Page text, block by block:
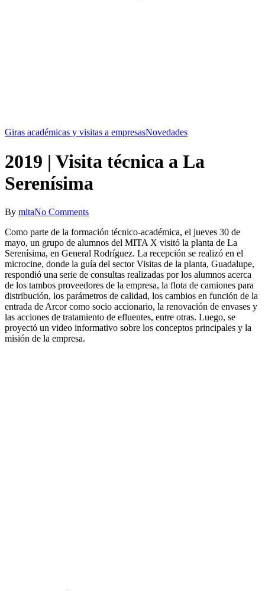
Giras académicas y visitas a empresasNovedades
2019 | Visita técnica a La
Serenísima
By mitaNo Comments
Como parte de la formación técnico-académica, el jueves 30 de
mayo, un grupo de alumnos del MITA X visitó la planta de La
Serenísima, en General Rodríguez. La recepción se realizó en el
microcine, donde la guía del sector Visitas de la planta, Guadalupe,
respondió una serie de consultas realizadas por los alumnos acerca
de los tambos proveedores de la empresa, la flota de camiones para
distribución, los parámetros de calidad, los cambios en función de la
entrada de Arcor como socio accionario, la renovación de envases y
las acciones de tratamiento de efluentes, entre otras. Luego, se
proyectó un video informativo sobre los conceptos principales y la
misión de la empresa.